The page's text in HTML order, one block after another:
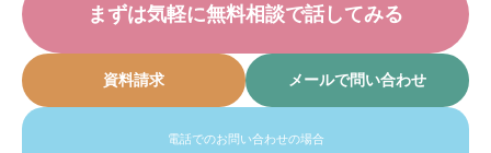
まずは気軽に無料相談で話してみる
資料請求 メールで問い合わせ
電話でのお問い合わせの場合